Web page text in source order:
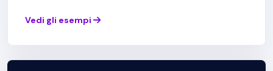
Vedi gli esempi